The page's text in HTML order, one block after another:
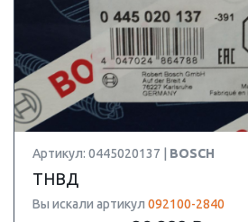
Артикул: 0445020137 | BOSCH
ТНВД
Вы искали артикул 092100-2840